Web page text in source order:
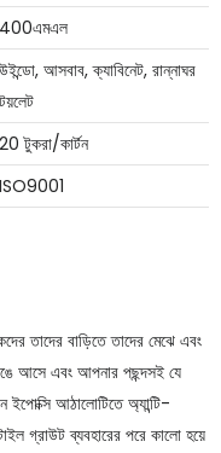
400এমএল
উইন্ডো, আসবাব, ক্যাবিনেট, রান্নাঘর
টয়লেট
20 টুকরা/কার্টন
ISO9001
তাদের বাড়িতে তাদের মেঝে এবং
আসে এবং আপনার পছন্দসই যে
আঠালোটিতে অ্যান্টি-
গ্রাউট ব্যবহারের পরে কালো হয়ে